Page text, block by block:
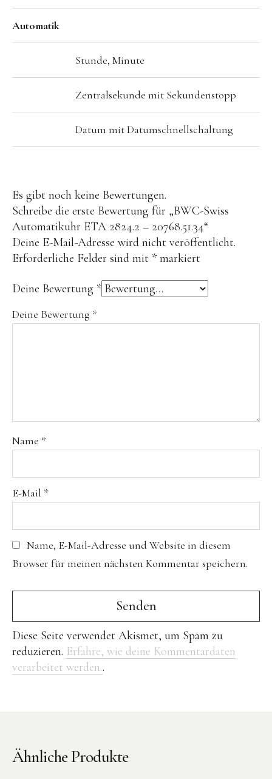
Automatik
Stunde, Minute
Zentralsekunde mit Sekundenstopp
Datum mit Datumschnellschaltung
Es gibt noch keine Bewertungen.
Schreibe die erste Bewertung für „BWC-Swiss
Automatikuhr ETA 2824.2 – 20768.51.34“
Deine E-Mail-Adresse wird nicht veröffentlicht.
Erforderliche Felder sind mit *markiert
Deine Bewertung *
Deine Bewertung *
Name *
E-Mail *
Name, E-Mail-Adresse und Website in diesem
Browser für meinen nächsten Kommentar speichern.
Diese Seite verwendet Akismet, um Spam zu
reduzieren. Erfahre, wie deine Kommentardaten
verarbeitet werden..
Ähnliche Produkte